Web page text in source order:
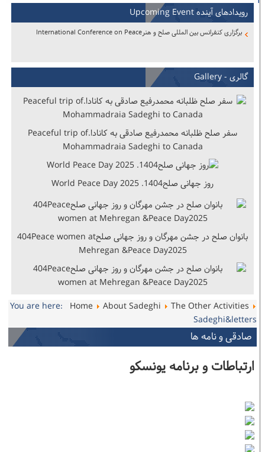
رویدادهای آینده Upcoming Event
برگزاری کنفرانس بین المللی صلح و هنرInternational Conference on Peace
گالری - Gallery
سفر صلح ظلبانه محمدرفیع صادقی به کانادا.Peaceful trip of
Mohammadraia Sadeghi to Canada
روز جهانی صلح1404. World Peace Day 2025
بانوان صلح در جشن مهرگان و روز جهانی صلح404Peace women at
Mehregan &Peace Day2025
You are here: Home About Sadeghi
The Other Activities
Sadeghi&letters
صادقی و نامه ها
ارتباطات و برنامه یونسکو